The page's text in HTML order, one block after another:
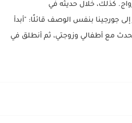
كذلك، خلال حديثه في
إلى جورجينا بنفس الوصف قائلًا: "أبدأ
مع أطفالي وزوجتي، ثم أنطلق في